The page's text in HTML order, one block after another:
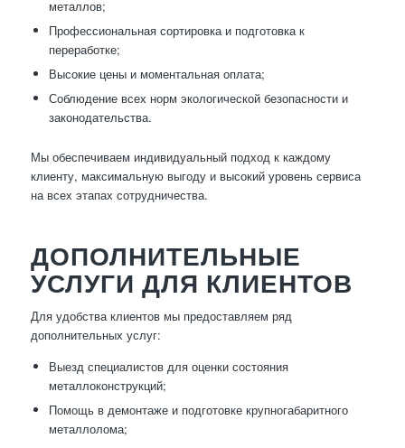
металлов;
Профессиональная сортировка и подготовка к
переработке;
Высокие цены и моментальная оплата;
Соблюдение всех норм экологической безопасности и
законодательства.
Мы обеспечиваем индивидуальный подход к каждому
клиенту, максимальную выгоду и высокий уровень сервиса
на всех этапах сотрудничества.
ДОПОЛНИТЕЛЬНЫЕ
УСЛУГИ ДЛЯ КЛИЕНТОВ
Для удобства клиентов мы предоставляем ряд
дополнительных услуг:
Выезд специалистов для оценки состояния
металлоконструкций;
Помощь в демонтаже и подготовке крупногабаритного
металлолома;